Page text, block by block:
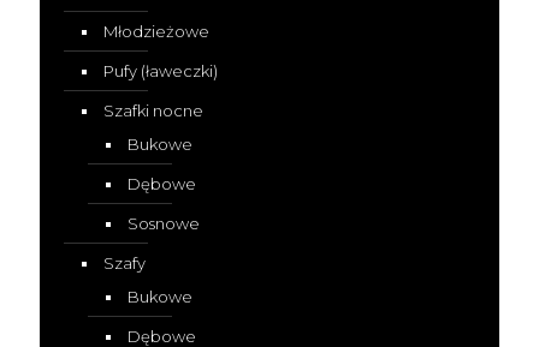
Młodzieżowe
Pufy (ławeczki)
Szafki nocne
Bukowe
Dębowe
Sosnowe
Szafy
Bukowe
Dębowe